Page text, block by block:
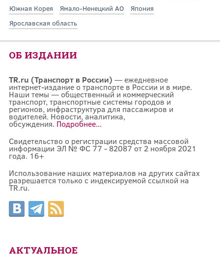
Южная Корея
Ямало-Ненецкий АО
Япония
Ярославская область
ОБ ИЗДАНИИ
TR.ru (Транспорт в России) — ежедневное
интернет-издание о транспорте в России и в мире.
Наши темы — общественный и коммерческий
транспорт, транспортные системы городов и
регионов, инфраструктура для пассажиров и
водителей. Новости, аналитика,
обсуждения. Подробнее...
Свидетельство о регистрации средства массовой
информации ЭЛ № ФС 77 - 82087 от 2 ноября 2021
года. 16+
Использование наших материалов на других сайтах
разрешается только с индексируемой ссылкой на
TR.ru.
АКТУАЛЬНОЕ